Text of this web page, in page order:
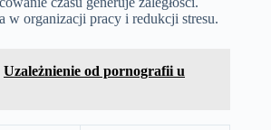
w organizacji pracy i redukcji stresu.
Uzależnienie od pornografii u